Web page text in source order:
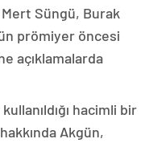
Süngü, Burak
prömiyer öncesi
açıklamalarda
hacimli bir
Akgün,